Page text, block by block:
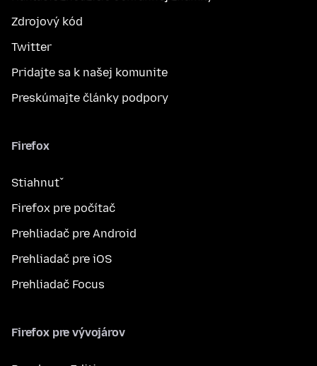
Zdrojový kód
Twitter
Pridajte sa k našej komunite
Preskúmajte články podpory
Firefox
Stiahnuť
Firefox pre počítač
Prehliadač pre Android
Prehliadač pre iOS
Prehliadač Focus
Firefox pre vývojárov